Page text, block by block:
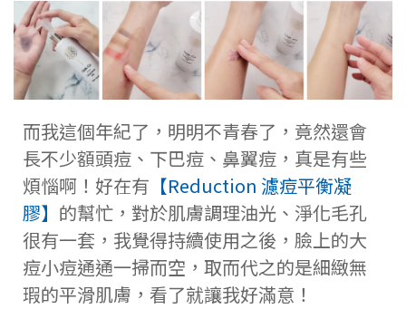
而我這個年紀了，明明不青春了，竟然還會
長不少額頭痘、下巴痘、鼻翼痘，真是有些
煩惱啊！好在有 【Reduction 濾痘平衡凝
膠】 的幫忙，對於肌膚調理油光、淨化毛孔
很有一套，我覺得持續使用之後，臉上的大
痘小痘通通一掃而空，取而代之的是細緻無
瑕的平滑肌膚，看了就讓我好滿意！